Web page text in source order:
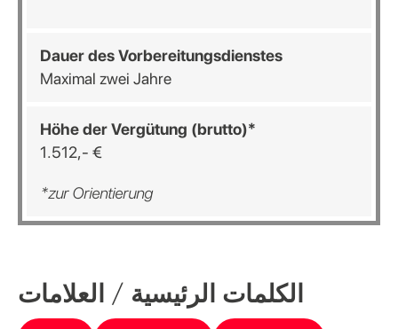
DauerdesVorbereitungsdienstes
Maximal zwei Jahre
HöhederVergütung (brutto)*
1.512,- €
*zur Orientierung
الكلمات الرئيسية / العلامات